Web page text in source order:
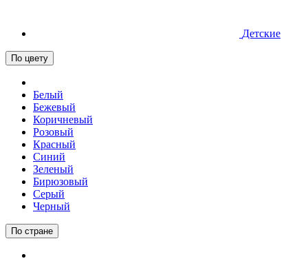
Детские
По цвету
Белый
Бежевый
Коричневый
Розовый
Красный
Синий
Зеленый
Бирюзовый
Серый
Черный
По стране